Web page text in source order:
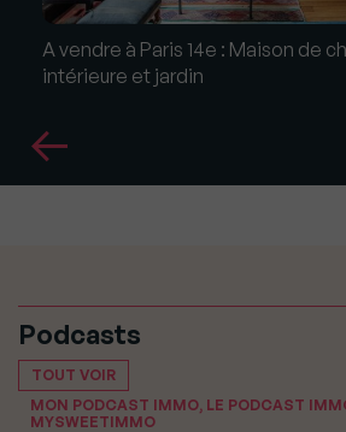
A vendre à Paris 14e : Maison de
intérieure et jardin
Podcasts
TOUT VOIR
MON PODCAST IMMO, LE PODCAST
MYSWEETIMMO